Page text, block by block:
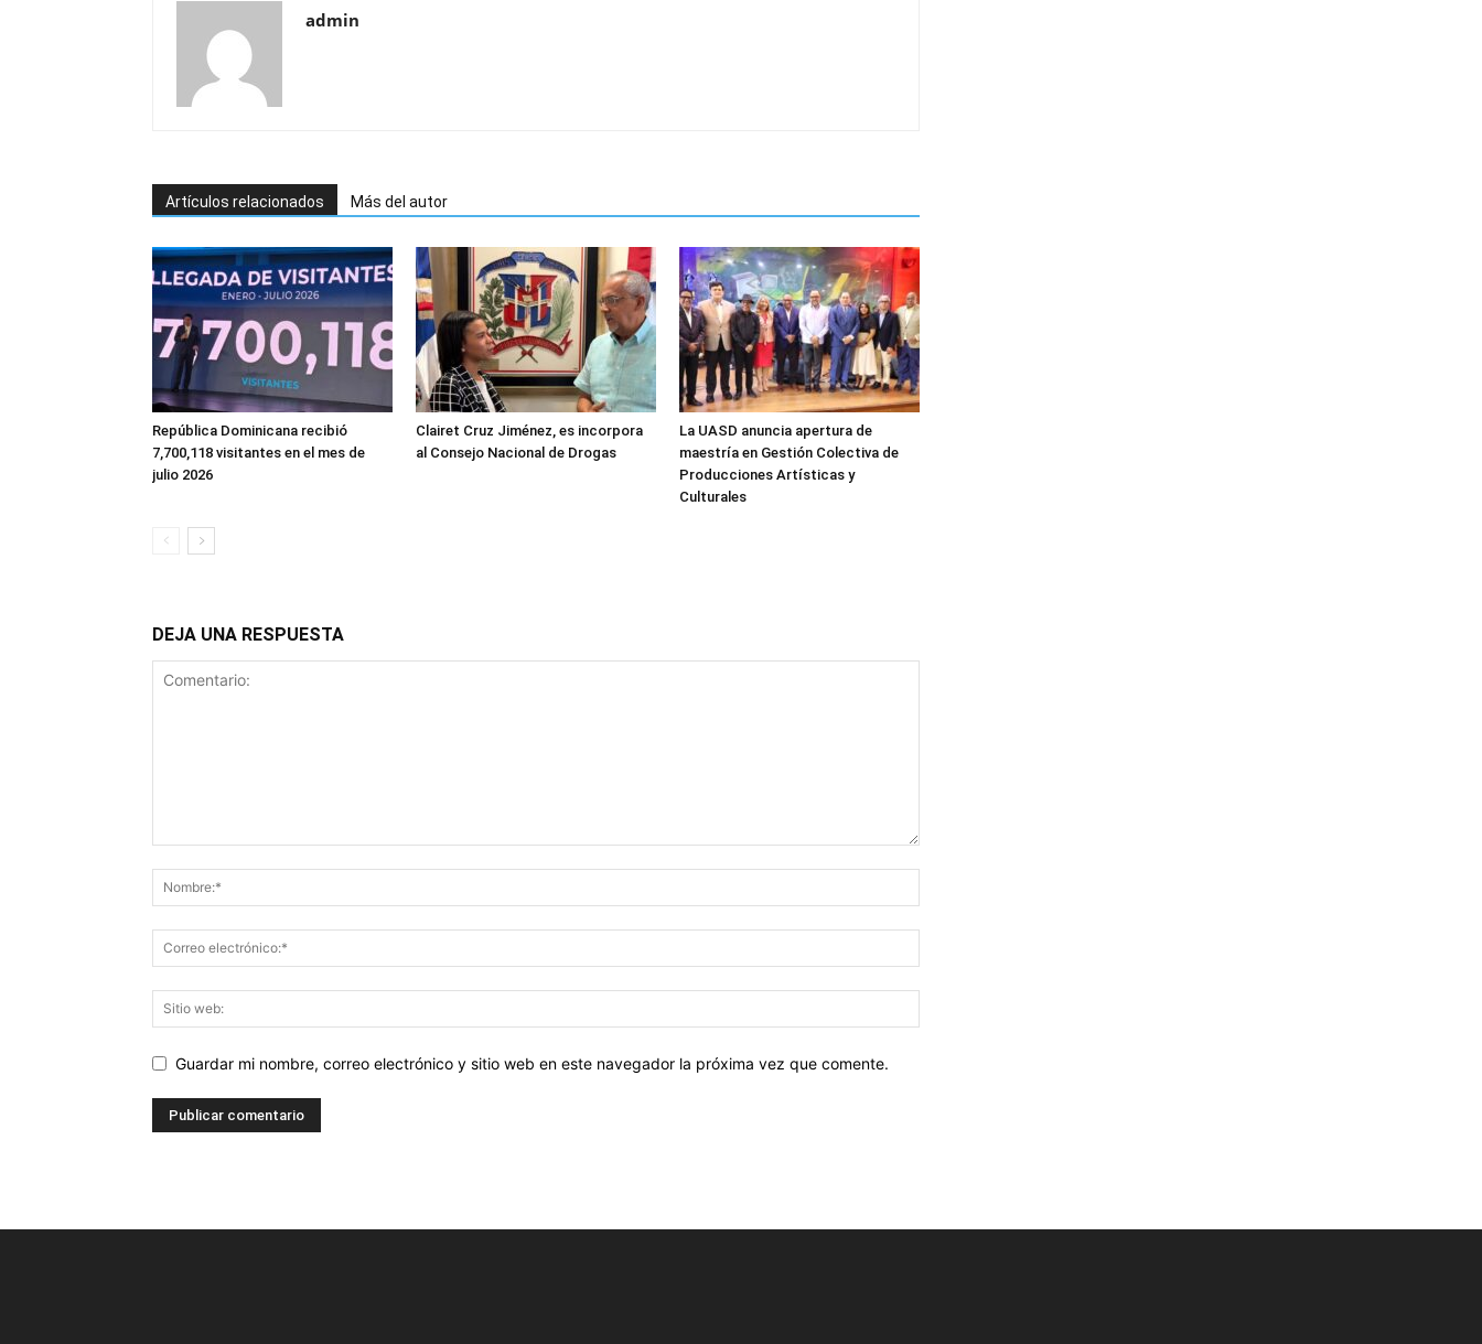
admin
Artículos relacionados Más del autor
República Dominicana recibió
7,700,118 visitantes en el mes de
julio 2026
Clairet Cruz Jiménez, es incorpora
al Consejo Nacional de Drogas
La UASD anuncia apertura de
maestría en Gestión Colectiva de
Producciones Artísticas y
Culturales
DEJA UNA RESPUESTA
Guardar mi nombre, correo electrónico y sitio web en este navegador la próxima vez que comente.